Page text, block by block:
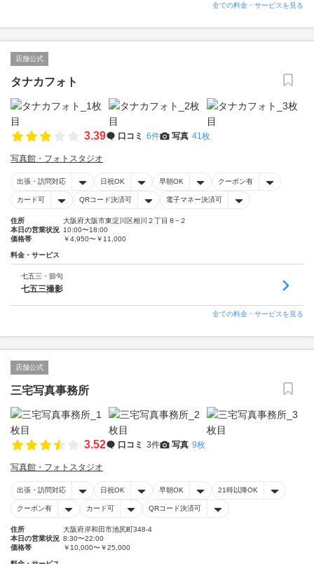
全ての料金・サービスを見る
店舗公式
タナカフォト
3.39 口コミ 6件 写真 41枚
写真館・フォトスタジオ
出張・訪問対応 日祝OK 早朝OK クーポン有
カード可 QRコード決済可 電子マネー決済可
住所
大阪府大阪市東淀川区相川２丁目８−２
本日の営業状況 10:00〜18:00
価格帯
￥4,950〜￥11,000
料金・サービス
七五三・節句
七五三撮影
全ての料金・サービスを見る
店舗公式
三宅写真事務所
3.52 口コミ 3件 写真 9枚
写真館・フォトスタジオ
出張・訪問対応 日祝OK 早朝OK 21時以降OK
クーポン有 カード可 QRコード決済可
住所
大阪府岸和田市池尻町348-4
本日の営業状況 8:30〜22:00
価格帯
￥10,000〜￥25,000